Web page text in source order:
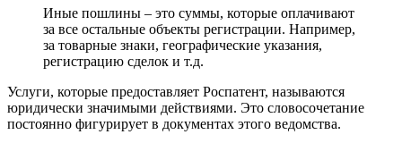
Иные пошлины – это суммы, которые оплачивают
за все остальные объекты регистрации. Например,
за товарные знаки, географические указания,
регистрацию сделок и т.д.
Услуги, которые предоставляет Роспатент, называются
юридически значимыми действиями. Это словосочетание
постоянно фигурирует в документах этого ведомства.